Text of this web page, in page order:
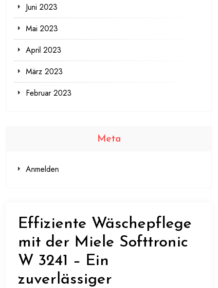
Effiziente Wäschepflege
mit der Miele Softtronic
W 3241 – Ein
zuverlässiger
Juni 2023
Mai 2023
April 2023
März 2023
Februar 2023
Meta
Anmelden